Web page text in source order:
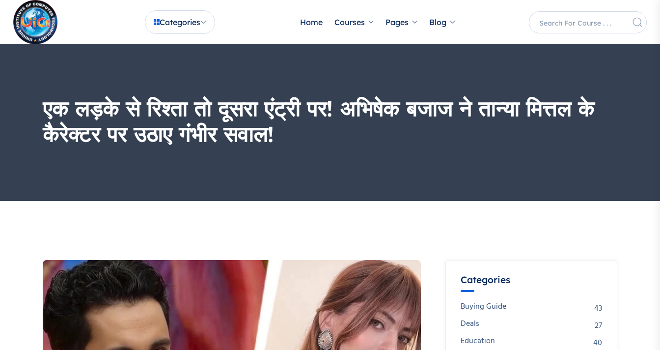
Categories Home Courses Pages Blog
एक लड़के से रिश्ता तो दूसरा एंट्री पर! अभिषेक बजाज ने तान्या मित्तल के
कैरेक्टर पर उठाए गंभीर सवाल!
Categories
Buying Guide
43
Deals
27
Education
40